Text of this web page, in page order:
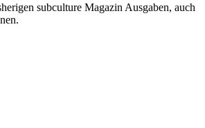
subculture Magazin Ausgaben, auch